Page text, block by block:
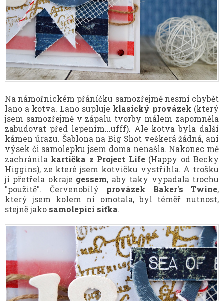
Na námořnickém přáníčku samozřejmě nesmí chybět
lano a kotva. Lano supluje klasický provázek (který
jsem samozřejmě v zápalu tvorby málem zapomněla
zabudovat před lepením...ufff). Ale kotva byla další
kámen úrazu. Šablona na Big Shot veškerá žádná, ani
výsek či samolepku jsem doma nenašla. Nakonec mě
zachránila kartička z Project Life (Happy od Becky
Higgins), ze které jsem kotvičku vystřihla. A trošku
jí přetřela okraje gessem, aby taky vypadala trochu
"použitě". Červenobílý provázek Baker's Twine,
který jsem kolem ní omotala, byl téměř nutnost,
stejně jako samolepící síťka.